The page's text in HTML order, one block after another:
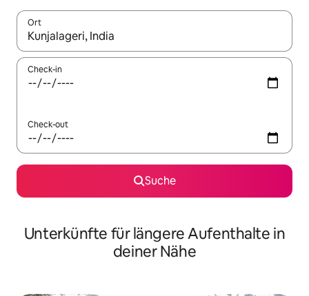
Ort
Wenn Ergebnisse verfügbar sind, navigiere mit den
Check-in
Check-out
Suche
Unterkünfte für längere Aufenthalte in
deiner Nähe